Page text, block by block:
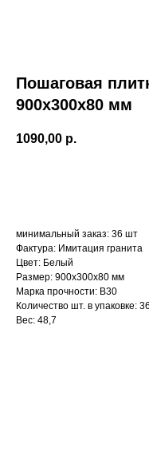
Пошаговая
900х300х80 мм
1090,00 р.
минимальный заказ: 36 шт
Фактура: Имитация гранита
Цвет: Белый
Размер: 900х300х80 мм
Марка прочности: B30
Количество шт. в упаковке: 36
Вес: 48,7